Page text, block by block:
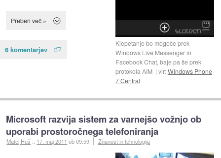
Klepetanje bo mogoče prek
Windows Live Messenger in
Facebook Chat, baje pa še prek
protokola AIM
vir:Windows Phone
7 Central
Preberi več »
6 komentarjev
Microsoft razvija sistem za varnejšo vožnjo ob
uporabi prostoročnega telefoniranja
Matej Huš :: 17. maj 2011 ob 09:59 Znanost in tehnologija